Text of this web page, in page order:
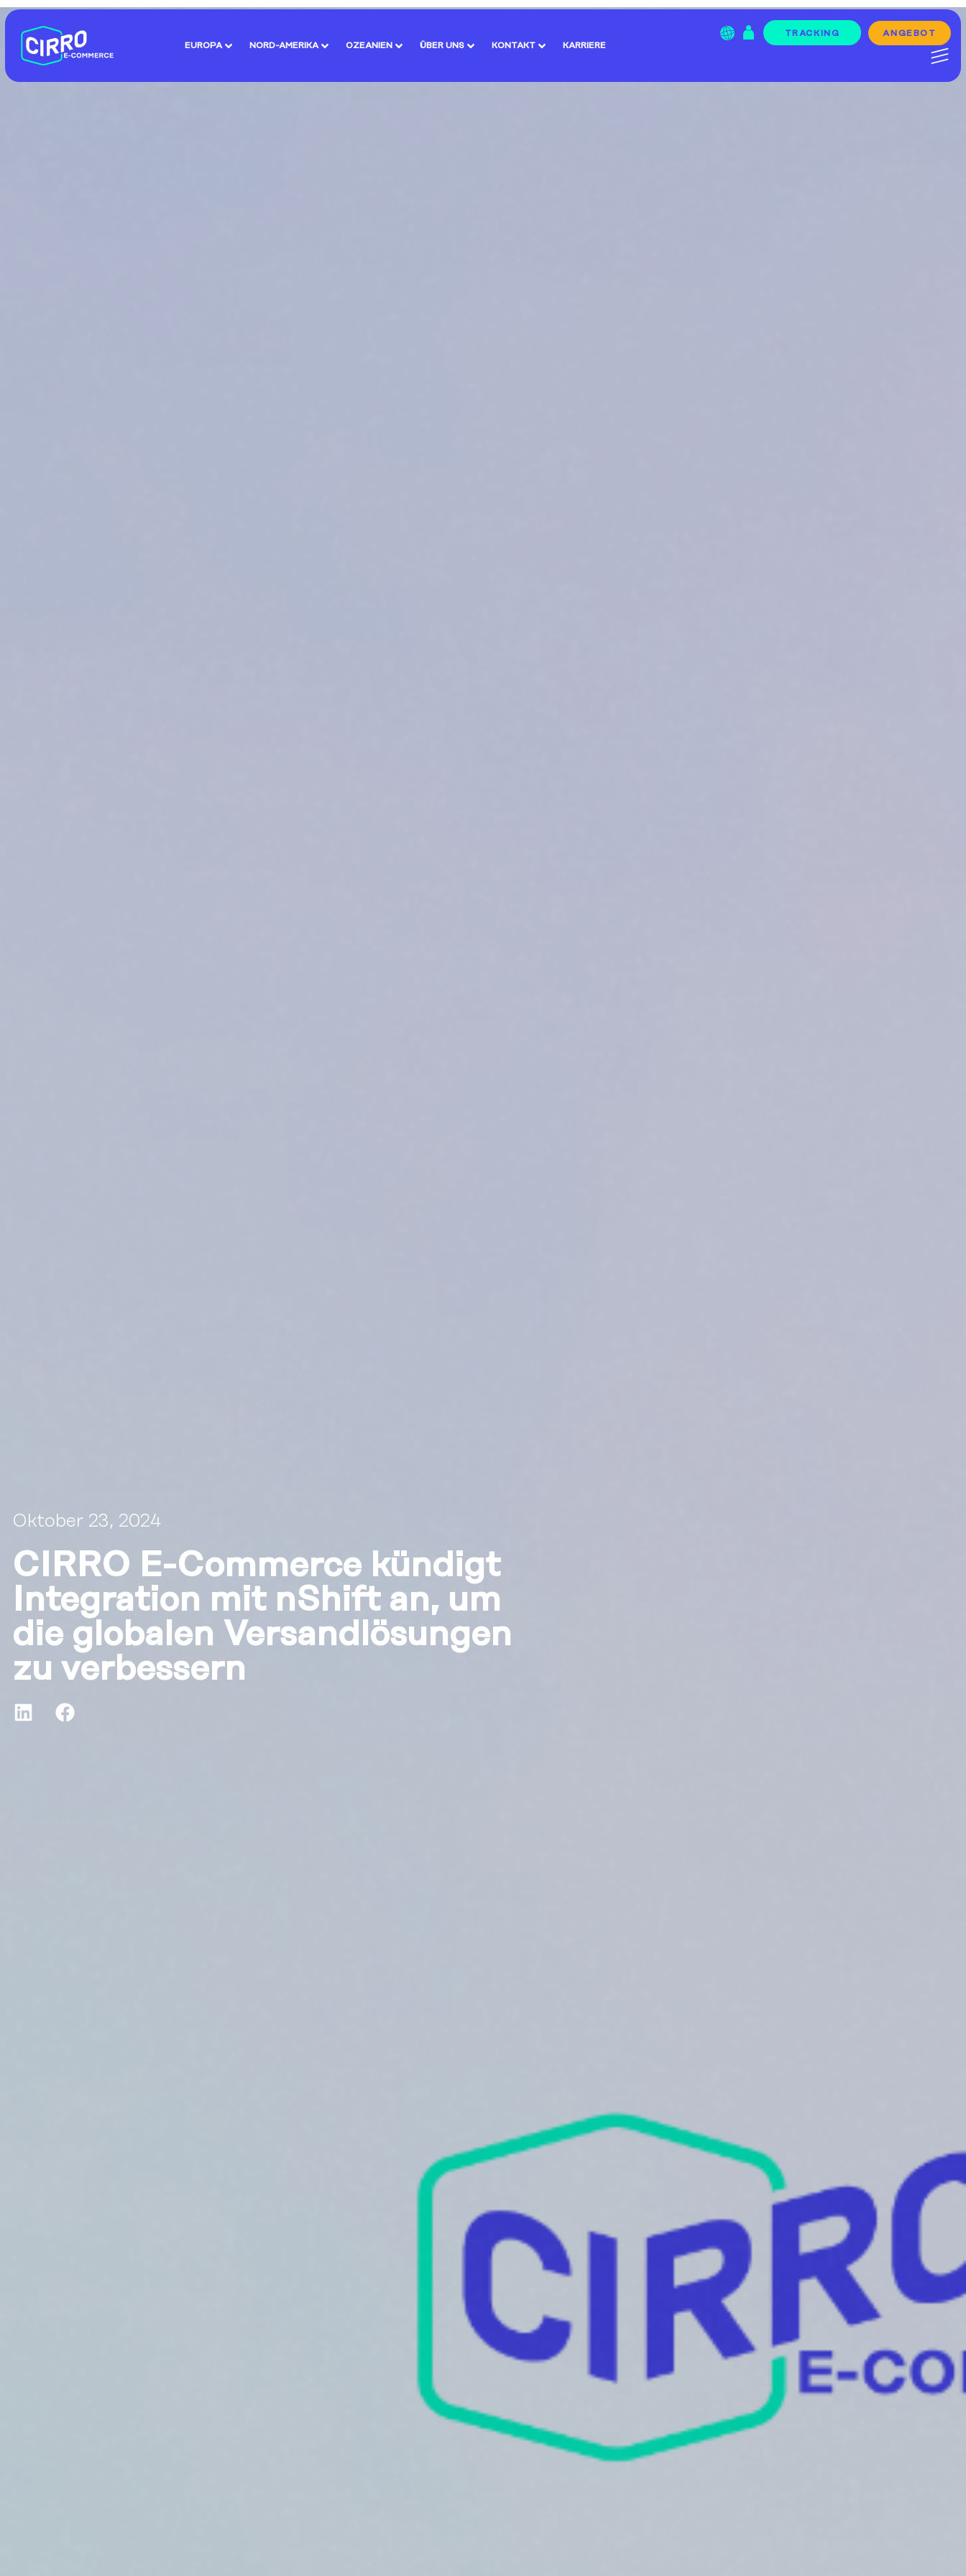
EUROPA NORD-AMERIKA OZEANIEN ÜBER UNS KONTAKT KARRIERE
Menu Item TRACKING ANGEBOT
Oktober 23, 2024
CIRRO E-Commerce kündigt
Integration mit nShift an, um
die globalen Versandlösungen
zu verbessern